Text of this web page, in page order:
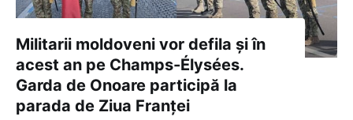
Militarii moldoveni vor defila și în
acest an pe Champs-Élysées.
Garda de Onoare participă la
parada de Ziua Franței